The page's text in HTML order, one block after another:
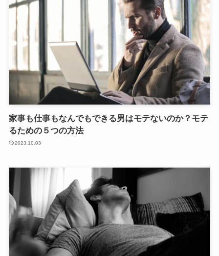
家事も仕事もなんでもできる男はモテないのか？モテ
るための５つの方法
2023.10.03